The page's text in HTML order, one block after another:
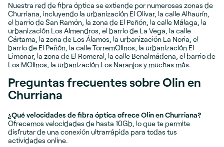
Nuestra red de fibra óptica se extiende por numerosas zonas de
Churriana, incluyendo la urbanización El Olivar, la calle Alhaurín,
el barrio de San Ramón, la zona de El Peñón, la calle Málaga, la
urbanización Los Almendros, el barrio de La Vega, la calle
Cártama, la zona de Los Álamos, la urbanización La Noria, el
barrio de El Peñón, la calle TorremOlinos, la urbanización El
Limonar, la zona de El Romeral, la calle Benalmádena, el barrio de
Los MOlinos, la urbanización Los Naranjos y muchas más.
Preguntas frecuentes sobre Olin en
Churriana
¿Qué velocidades de fibra óptica ofrece Olin en Churriana?
Ofrecemos velocidades de hasta 10Gb, lo que te permite
disfrutar de una conexión ultrarrápida para todas tus
actividades online.